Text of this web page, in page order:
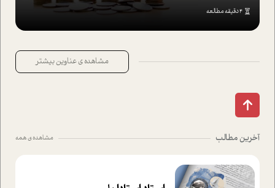
4 دقیقه مطالعه
مشاهده ی عناوین بیشتر
آخرین مطالب مشاهده ی همه